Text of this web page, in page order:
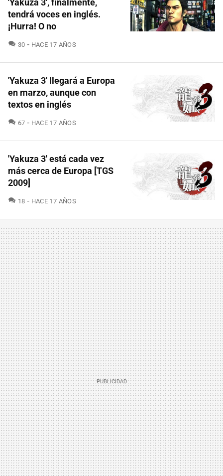
'Yakuza 3', finalmente,
tendrá voces en inglés.
¡Hurra! O no
30 COMENTARIOS
HACE 17 AÑOS
'Yakuza 3' llegará a Europa
en marzo, aunque con
textos en inglés
67 COMENTARIOS
HACE 17 AÑOS
'Yakuza 3' está cada vez
más cerca de Europa [TGS
2009]
18 COMENTARIOS
HACE 17 AÑOS